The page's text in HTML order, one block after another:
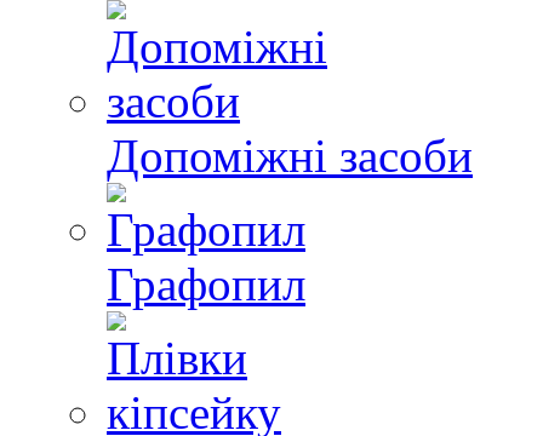
Допоміжні засоби
Графопил